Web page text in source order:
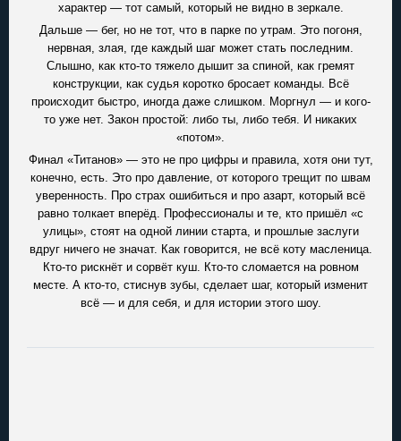
характер — тот самый, который не видно в зеркале.
Дальше — бег, но не тот, что в парке по утрам. Это погоня,
нервная, злая, где каждый шаг может стать последним.
Слышно, как кто-то тяжело дышит за спиной, как гремят
конструкции, как судья коротко бросает команды. Всё
происходит быстро, иногда даже слишком. Моргнул — и кого-
то уже нет. Закон простой: либо ты, либо тебя. И никаких
«потом».
Финал «Титанов» — это не про цифры и правила, хотя они тут,
конечно, есть. Это про давление, от которого трещит по швам
уверенность. Про страх ошибиться и про азарт, который всё
равно толкает вперёд. Профессионалы и те, кто пришёл «с
улицы», стоят на одной линии старта, и прошлые заслуги
вдруг ничего не значат. Как говорится, не всё коту масленица.
Кто-то рискнёт и сорвёт куш. Кто-то сломается на ровном
месте. А кто-то, стиснув зубы, сделает шаг, который изменит
всё — и для себя, и для истории этого шоу.